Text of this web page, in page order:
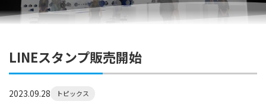
LINEスタンプ販売開始
2023.09.28 トピックス